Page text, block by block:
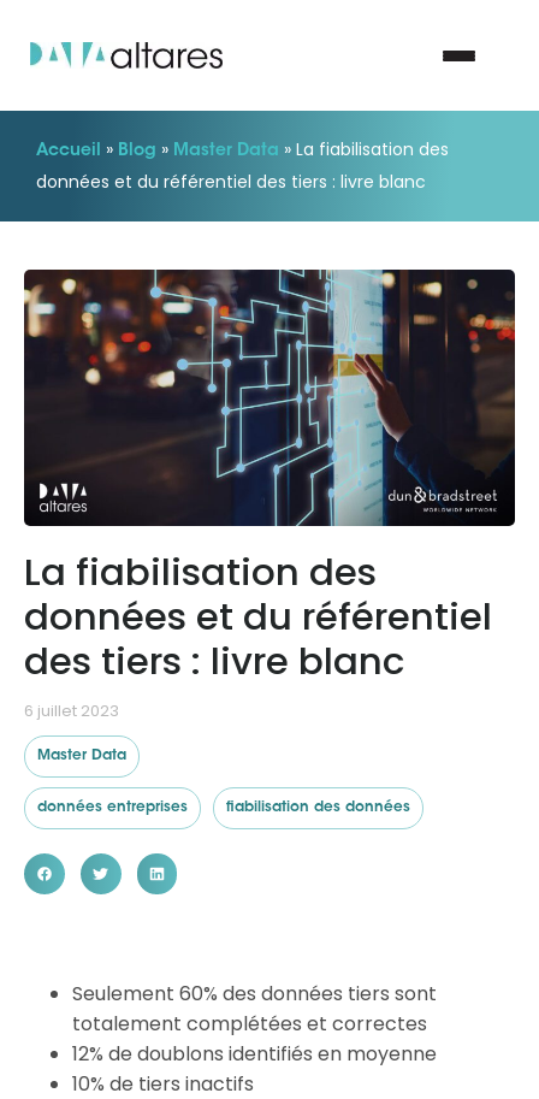
Nous contacter
Vos enjeux
Nos solutions
Ressources
Accueil » Blog » Master Data » La fiabilisation des
données et du référentiel des tiers : livre blanc
La fiabilisation des
données et du référentiel
des tiers : livre blanc
6 juillet 2023
Master Data
données entreprises fiabilisation des données
Seulement 60% des données tiers sont
totalement complétées et correctes
12% de doublons identifiés en moyenne
10% de tiers inactifs